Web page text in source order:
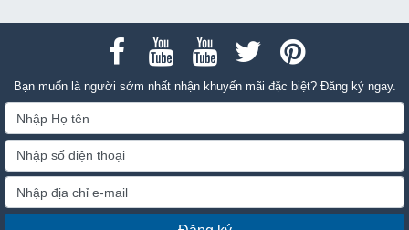
Bạn muốn là người sớm nhất nhận khuyến mãi đặc biệt? Đăng ký ngay.